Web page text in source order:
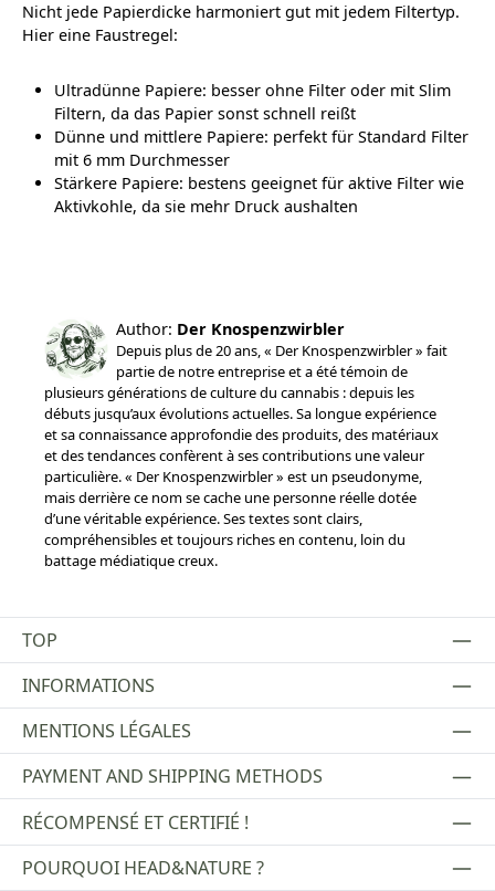
Nicht jede Papierdicke harmoniert gut mit jedem Filtertyp.
Hier eine Faustregel:
Ultradünne Papiere: besser ohne Filter oder mit Slim
Filtern, da das Papier sonst schnell reißt
Dünne und mittlere Papiere: perfekt für Standard Filter
mit 6 mm Durchmesser
Stärkere Papiere: bestens geeignet für aktive Filter wie
Aktivkohle, da sie mehr Druck aushalten
Author: Der Knospenzwirbler
Depuis plus de 20 ans, « Der Knospenzwirbler » fait
partie de notre entreprise et a été témoin de
plusieurs générations de culture du cannabis : depuis les
débuts jusqu’aux évolutions actuelles. Sa longue expérience
et sa connaissance approfondie des produits, des matériaux
et des tendances confèrent à ses contributions une valeur
particulière. « Der Knospenzwirbler » est un pseudonyme,
mais derrière ce nom se cache une personne réelle dotée
d’une véritable expérience. Ses textes sont clairs,
compréhensibles et toujours riches en contenu, loin du
battage médiatique creux.
TOP
INFORMATIONS
MENTIONS LÉGALES
PAYMENT AND SHIPPING METHODS
RÉCOMPENSÉ ET CERTIFIÉ !
POURQUOI HEAD&NATURE ?